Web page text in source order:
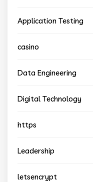
Application Testing
casino
Data Engineering
Digital Technology
https
Leadership
letsencrypt